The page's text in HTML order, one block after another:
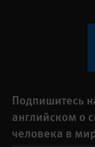
Подпишитесь
английском о
человека в